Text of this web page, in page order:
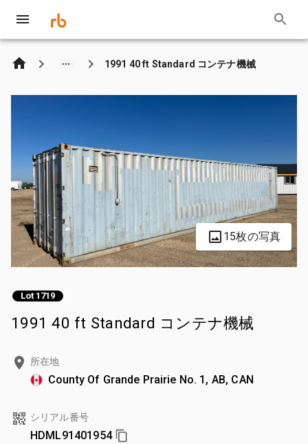
1991 40 ft Standard コンテナ機械
15枚の写真
Lot 1719
1991 40 ft Standard コンテナ機械
所在地
County Of Grande Prairie No. 1, AB, CAN
シリアル番号
HDML91401954